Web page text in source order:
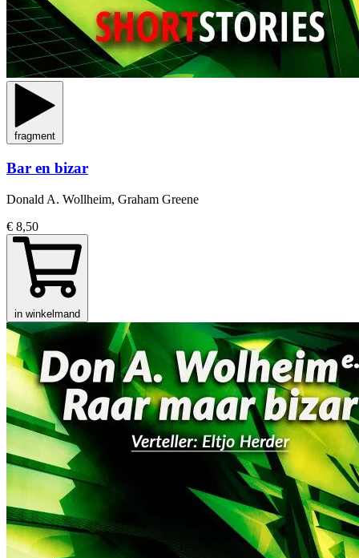
fragment
Bar en bizar
Donald A. Wollheim, Graham Greene
€ 8,50
in winkelmand